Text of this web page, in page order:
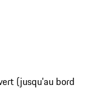
(jusqu'au bord